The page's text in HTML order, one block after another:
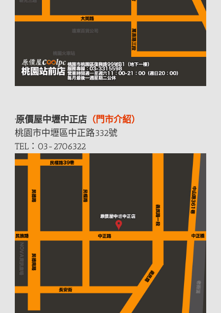
·原價屋中壢中正店 （門市介紹）
桃園市中壢區中正路332號
TEL：03-2706322